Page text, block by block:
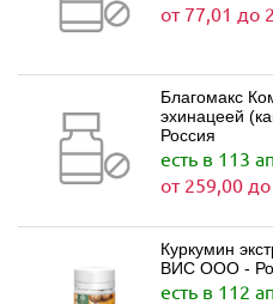
от 77,01 до
Благомакс
эхинацеей
Россия
есть в 113
от 259,00
Куркумин
ВИС ООО -
есть в 112